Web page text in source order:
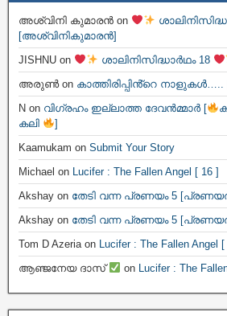
അശ്വിനി കുമാരൻ on
[അശ്വിനികുമാരൻ]
JISHNU on ശാലിനിസിദ്ധാർഥം 18
അരുൺon കാത്തിരിപ്പിൻ്റെ
N on വിഗ്രഹം ഇല്ലാത്ത ദേവൻമ്മാർ [
കലി
]
Kaamukam on Submit Your Story
Michael on Lucifer : The Fallen Angel [ 16 ]
Akshay on തേടി വന്ന പ്രണയം 5
Akshay on തേടി വന്ന പ്രണയം 5
Tom D Azeria on Lucifer : The Fallen Angel [
ആഞ്ജനേയ ദാസ്
on Lucifer : The